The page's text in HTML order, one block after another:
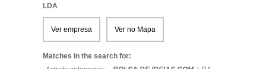
LDA
Ver empresa Ver no Mapa
Matches in the search for: